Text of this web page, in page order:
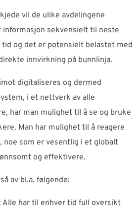
vil de ulike avdelingene
informasjon sekvensielt til neste
og det er potensielt belastet med
innvirkning på bunnlinja.
digitaliseres og dermed
i et nettverk av alle
har man mulighet til å se og bruke
Man har mulighet til å reagere
noe som er vesentlig i et globalt
og effektivere.
av bl.a. følgende:
Alle har til enhver tid full oversikt